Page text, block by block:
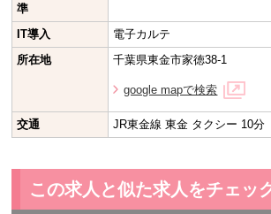
準
IT導入
電子カルテ
所在地
千葉県東金市家徳38-1
google mapで検索
交通 JR東金線 東金 タクシー 10分
この求人と似た求人をチェッ